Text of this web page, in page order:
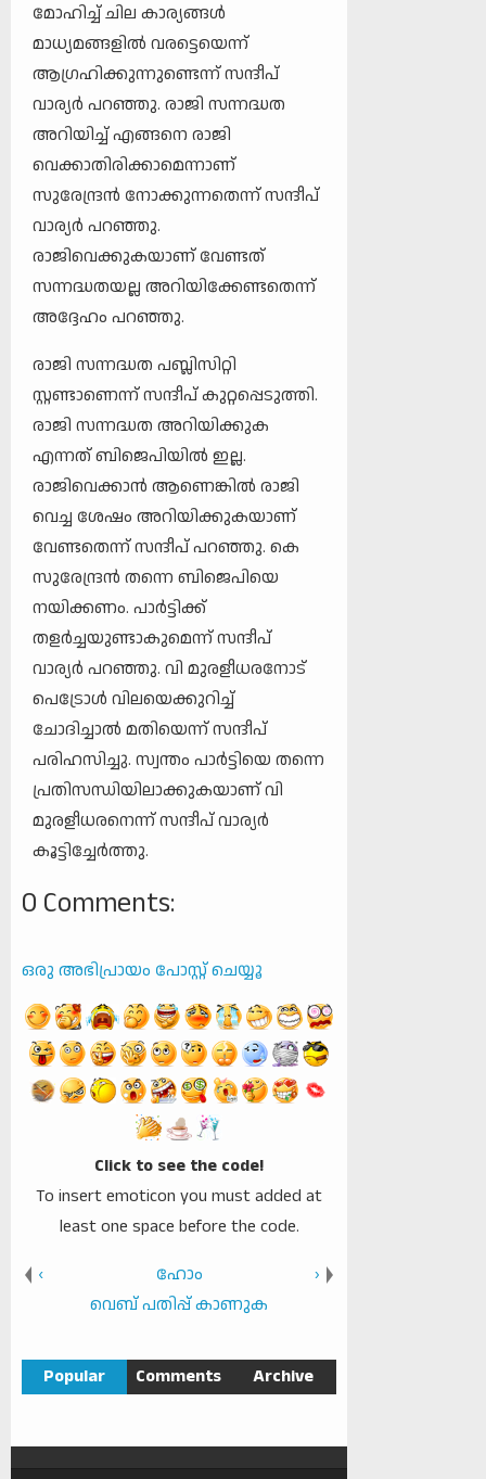
മോഹിച്ച് ചില കാര്യങ്ങൾ
മാധ്യമങ്ങളിൽ വരട്ടെയെന്ന്
ആഗ്രഹിക്കുന്നുണ്ടെന്ന് സന്ദീപ്
വാര്യർ പറഞ്ഞു. രാജി സന്നദ്ധത
അറിയിച്ച് എങ്ങനെ രാജി
വെക്കാതിരിക്കാമെന്നാണ്
സുരേന്ദ്രൻ നോക്കുന്നതെന്ന് സന്ദീപ്
വാര്യർ പറഞ്ഞു.
രാജിവെക്കുകയാണ് വേണ്ടത്
സന്നദ്ധതയല്ല അറിയിക്കേണ്ടതെന്ന്
അദ്ദേഹം പറഞ്ഞു.
രാജി സന്നദ്ധത പബ്ലിസിറ്റി
സ്റ്റണ്ടാണെന്ന് സന്ദീപ് കുറ്റപ്പെടുത്തി.
രാജി സന്നദ്ധത അറിയിക്കുക
എന്നത് ബിജെപിയിൽ ഇല്ല.
രാജിവെക്കാൻ ആണെങ്കിൽ രാജി
വെച്ച ശേഷം അറിയിക്കുകയാണ്
വേണ്ടതെന്ന് സന്ദീപ് പറഞ്ഞു. കെ
സുരേന്ദ്രൻ തന്നെ ബിജെപിയെ
നയിക്കണം. പാർട്ടിക്ക്
തളർച്ചയുണ്ടാകുമെന്ന് സന്ദീപ്
വാര്യർ പറഞ്ഞു. വി മുരളീധരനോട്
പെട്രോൾ വിലയെക്കുറിച്ച്
ചോദിച്ചാൽ മതിയെന്ന് സന്ദീപ്
പരിഹസിച്ചു. സ്വന്തം പാർട്ടിയെ തന്നെ
പ്രതിസന്ധിയിലാക്കുകയാണ് വി
മുരളീധരനെന്ന് സന്ദീപ് വാര്യർ
കൂട്ടിച്ചേർത്തു.
0 Comments:
ഒരു അഭിപ്രായം പോസ്റ്റ് ചെയ്യൂ
Click to see the code!
To insert emoticon you must added at
least one space before the code.
‹
›
ഹോം
വെബ് പതിപ്പ് കാണുക
Popular Comments Archive